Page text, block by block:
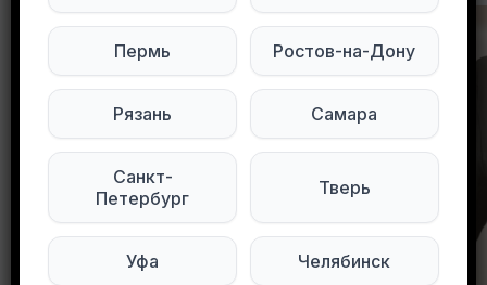
Пермь Ростов-на-Дону
Рязань Самара
Санкт-
Петербург
Тверь
Уфа Челябинск